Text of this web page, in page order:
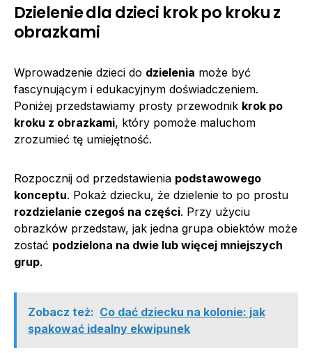
Dzielenie dla dzieci krok po kroku z
obrazkami
Wprowadzenie dzieci do dzielenia może być
fascynującym i edukacyjnym doświadczeniem.
Poniżej przedstawiamy prosty przewodnik krok po
kroku z obrazkami, który pomoże maluchom
zrozumieć tę umiejętność.
Rozpocznij od przedstawienia podstawowego
konceptu. Pokaż dziecku, że dzielenie to po prostu
rozdzielanie czegoś na części. Przy użyciu
obrazków przedstaw, jak jedna grupa obiektów może
zostać podzielona na dwie lub więcej mniejszych
grup.
Zobacz też: Co dać dziecku na kolonie: jak
spakować idealny ekwipunek